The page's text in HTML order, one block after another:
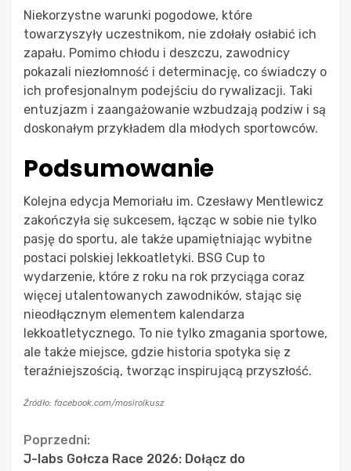
Niekorzystne warunki pogodowe, które
towarzyszyły uczestnikom, nie zdołały osłabić ich
zapału. Pomimo chłodu i deszczu, zawodnicy
pokazali niezłomność i determinację, co świadczy o
ich profesjonalnym podejściu do rywalizacji. Taki
entuzjazm i zaangażowanie wzbudzają podziw i są
doskonałym przykładem dla młodych sportowców.
Podsumowanie
Kolejna edycja Memoriału im. Czesławy Mentlewicz
zakończyła się sukcesem, łącząc w sobie nie tylko
pasję do sportu, ale także upamiętniając wybitne
postaci polskiej lekkoatletyki. BSG Cup to
wydarzenie, które z roku na rok przyciąga coraz
więcej utalentowanych zawodników, stając się
nieodłącznym elementem kalendarza
lekkoatletycznego. To nie tylko zmagania sportowe,
ale także miejsce, gdzie historia spotyka się z
teraźniejszością, tworząc inspirującą przyszłość.
Źródło: facebook.com/mosirolkusz
Continue
Poprzedni:
J-labs Gołcza Race 2026: Dołącz do